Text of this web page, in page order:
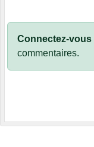
Connectez-vous
commentaires.